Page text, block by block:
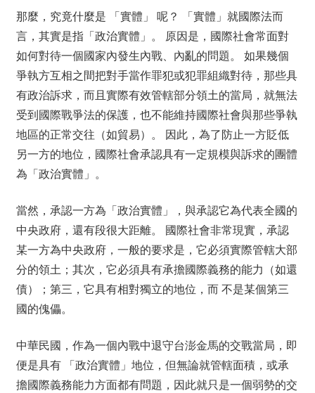
那麼，究竟什麼是 「實體」 呢？ 「實體」就國際法而
言，其實是指「政治實體」。 原因是，國際社會常面對
如何對待一個國家內發生內戰、內亂的問題。 如果幾個
爭執方互相之間把對手當作罪犯或犯罪組織對待，那些具
有政治訴求，而且實際有效管轄部分領土的當局，就無法
受到國際戰爭法的保護，也不能維持國際社會與那些爭執
地區的正常交往（如貿易）。 因此，為了防止一方貶低
另一方的地位，國際社會承認具有一定規模與訴求的團體
為「政治實體」。
當然，承認一方為「政治實體」，與承認它為代表全國的
中央政府，還有段很大距離。 國際社會非常現實，承認
某一方為中央政府，一般的要求是，它必須實際管轄大部
分的領土；其次，它必須具有承擔國際義務的能力（如還
債）；第三，它具有相對獨立的地位，而 不是某個第三
國的傀儡。
中華民國，作為一個內戰中退守台澎金馬的交戰當局，即
便是具有 「政治實體」地位，但無論就管轄面積，或承
擔國際義務能力方面都有問題，因此就只是一個弱勢的交